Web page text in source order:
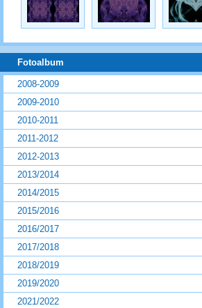
Fotoalbum
2008-2009
2009-2010
2010-2011
2011-2012
2012-2013
2013/2014
2014/2015
2015/2016
2016/2017
2017/2018
2018/2019
2019/2020
2021/2022